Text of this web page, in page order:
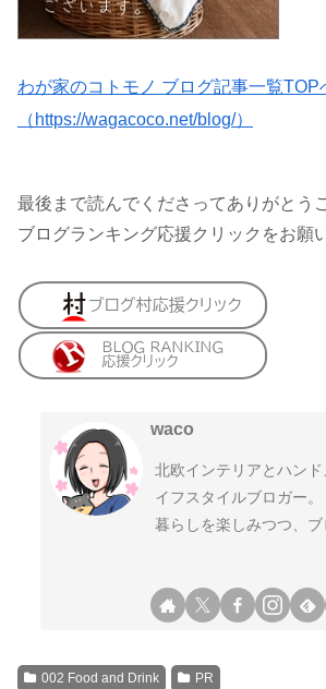
わが家のコトモノ ブログ記事一覧TOP
（https://wagacoco.net/blog/）
最後まで読んでくださってありがとう
ブログランキング応援クリックをお願
waco
北欧インテリアとハン
イフスタイルブロガー。
暮らしを楽しみつつ、ブ
002 Food and Drink PR